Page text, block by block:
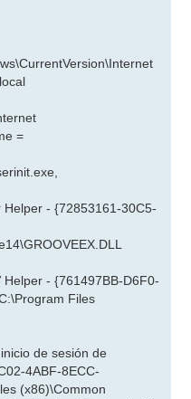
=
- {72853161-30C5-
- {761497BB-D6F0-
Files
de sesión de
4ABF-8ECC-
(x86)\Common